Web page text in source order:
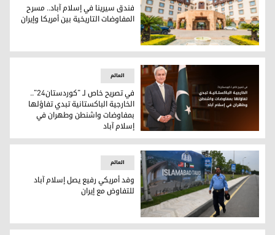
فندق سيرينا في إسلام آباد.. مسرح المفاوضات التاريخية بين
فندق سيرينا في إسلام آباد.. مسرح
المفاوضات التاريخية بين أمريكا وإيران
المتحدث باسم وزارة الخارجية الباكستانية، طاهر أندارابي
العالم
في تصريح خاص لـ "كوردستان24"..
الخارجية الباكستانية تبدي تفاؤلها
بمفاوضات واشنطن وطهران في
إسلام آباد
وفد أمريكي رفيع يصل إسلام آباد للتفاوض مع إيران
العالم
وفد أمريكي رفيع يصل إسلام آباد
للتفاوض مع إيران